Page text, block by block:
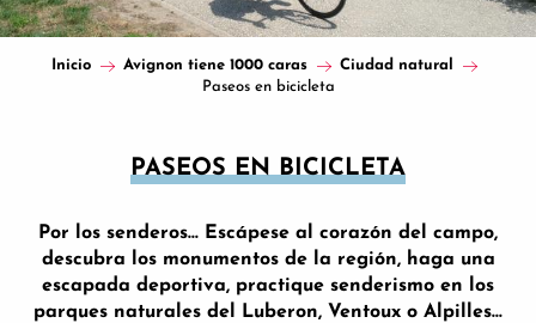
Inicio Avignon tiene 1000 caras
Ciudad natural
Paseos en bicicleta
PASEOS EN BICICLETA
Por los senderos… Escápese al corazón del campo,
descubra los monumentos de la región, haga una
escapada deportiva, practique senderismo en los
parques naturales del Luberon, Ventoux o Alpilles…